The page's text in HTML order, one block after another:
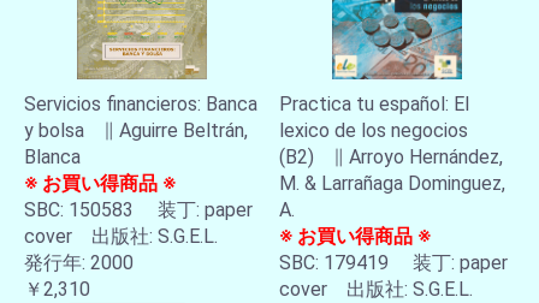
Servicios financieros: Banca
y bolsa ∥ Aguirre Beltrán,
Blanca
※ お買い得商品 ※
SBC: 150583 装丁: paper
cover 出版社: S.G.E.L.
発行年: 2000
￥2,310
Practica tu español: El
lexico de los negocios
(B2) ∥ Arroyo Hernández,
M. & Larrañaga Dominguez,
A.
※ お買い得商品 ※
SBC: 179419 装丁: paper
cover 出版社: S.G.E.L.